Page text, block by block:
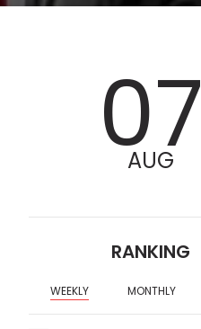
07
AUG
RANKING
WEEKLY MONTHLY